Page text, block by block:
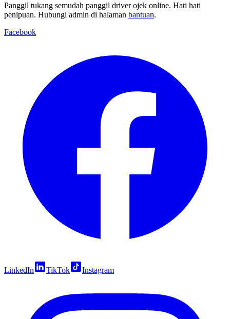
Panggil tukang semudah panggil driver ojek online. Hati hati
penipuan. Hubungi admin di halaman bantuan.
Facebook
LinkedIn TikTok Instagram